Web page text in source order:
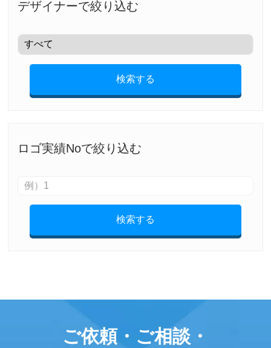
デザイナーで絞り込む
検索する
ロゴ実績Noで絞り込む
検索する
ご依頼・ご相談・